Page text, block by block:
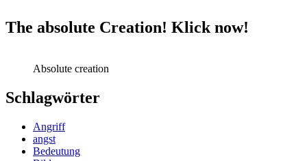
The absolute Creation! Klick now!
Absolute creation
Schlagwörter
Angriff
angst
Bedeutung